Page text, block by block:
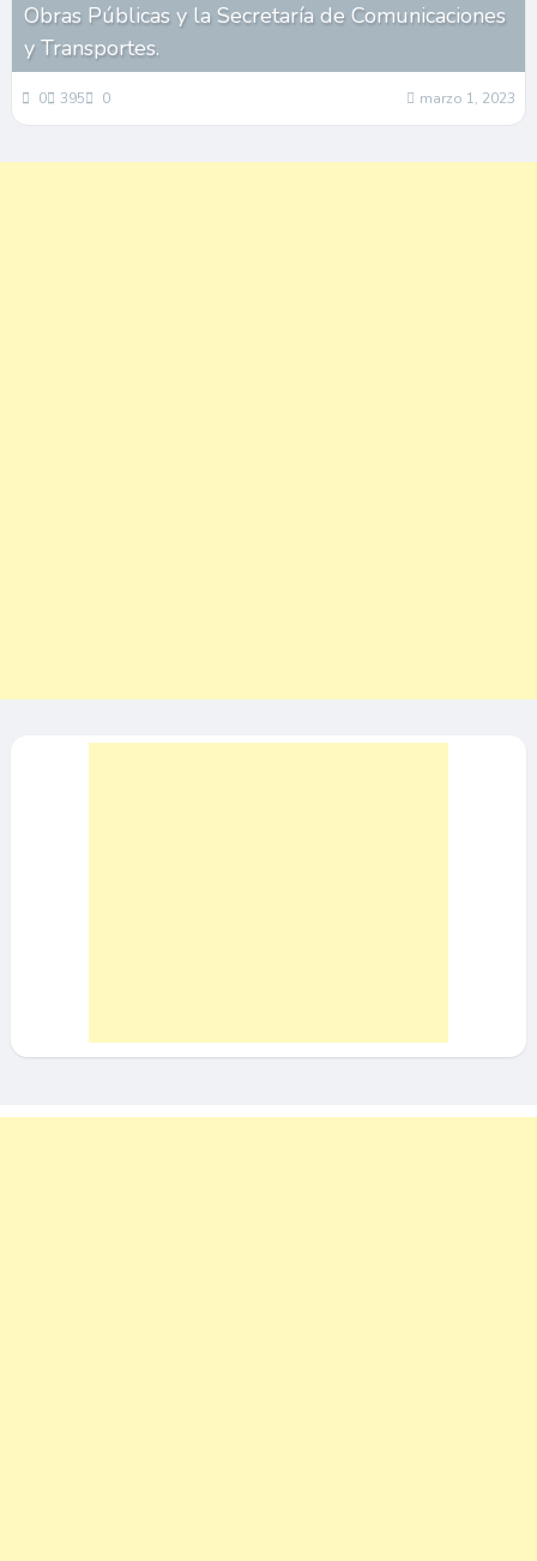
Obras Públicas y la Secretaría de Comunicaciones
y Transportes.
0 395 0 marzo 1, 2023